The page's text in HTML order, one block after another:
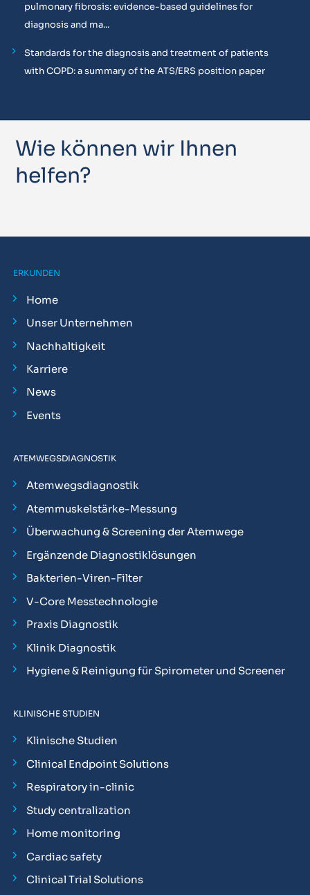
pulmonary fibrosis: evidence-based guidelines for
diagnosis and ma...
Standards for the diagnosis and treatment of patients
with COPD: a summary of the ATS/ERS position paper
Wie können wir Ihnen
helfen?
ERKUNDEN
Home
Unser Unternehmen
Nachhaltigkeit
Karriere
News
Events
ATEMWEGSDIAGNOSTIK
Atemwegsdiagnostik
Atemmuskelstärke-Messung
Überwachung & Screening der Atemwege
Ergänzende Diagnostiklösungen
Bakterien-Viren-Filter
V-Core Messtechnologie
Praxis Diagnostik
Klinik Diagnostik
Hygiene & Reinigung für Spirometer und Screener
KLINISCHE STUDIEN
Klinische Studien
Clinical Endpoint Solutions
Respiratory in-clinic
Study centralization
Home monitoring
Cardiac safety
Clinical Trial Solutions